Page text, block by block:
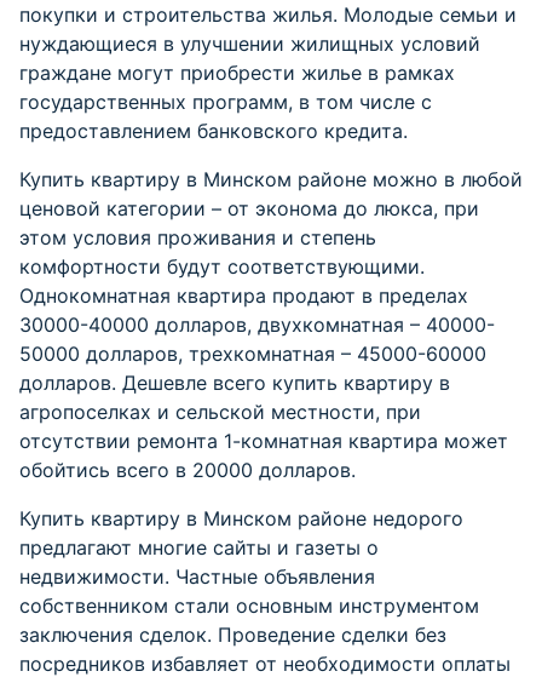
покупки и строительства жилья. Молодые семьи и
нуждающиеся в улучшении жилищных условий
граждане могут приобрести жилье в рамках
государственных программ, в том числе с
предоставлением банковского кредита.
Купить квартиру в Минском районе можно в любой
ценовой категории – от эконома до люкса, при
этом условия проживания и степень
комфортности будут соответствующими.
Однокомнатная квартира продают в пределах
30000-40000 долларов, двухкомнатная – 40000-
50000 долларов, трехкомнатная – 45000-60000
долларов. Дешевле всего купить квартиру в
агропоселках и сельской местности, при
отсутствии ремонта 1-комнатная квартира может
обойтись всего в 20000 долларов.
Купить квартиру в Минском районе недорого
предлагают многие сайты и газеты о
недвижимости. Частные объявления
собственником стали основным инструментом
заключения сделок. Проведение сделки без
посредников избавляет от необходимости оплаты